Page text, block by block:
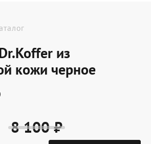
из
кожи черное
8 100 ₽